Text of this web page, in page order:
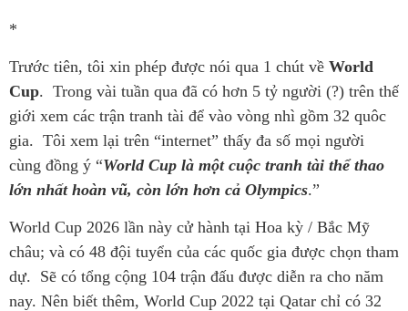
*
Trước tiên, tôi xin phép được nói qua 1 chút về World
Cup. Trong vài tuần qua đã có hơn 5 tỷ người (?) trên thế
giới xem các trận tranh tài để vào vòng nhì gồm 32 quôc
gia. Tôi xem lại trên “internet” thấy đa số mọi người
cùng đồng ý “World Cup là một cuộc tranh tài thể thao
lớn nhất hoàn vũ, còn lớn hơn cả Olympics.”
World Cup 2026 lần này cử hành tại Hoa kỳ / Bắc Mỹ
châu; và có 48 đội tuyển của các quốc gia được chọn tham
dự. Sẽ có tổng cộng 104 trận đấu được diễn ra cho năm
nay. Nên biết thêm, World Cup 2022 tại Qatar chỉ có 32